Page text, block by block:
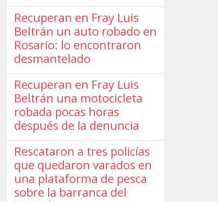
Recuperan en Fray Luis
Beltrán un auto robado en
Rosario: lo encontraron
desmantelado
Recuperan en Fray Luis
Beltrán una motocicleta
robada pocas horas
después de la denuncia
Rescataron a tres policías
que quedaron varados en
una plataforma de pesca
sobre la barranca del